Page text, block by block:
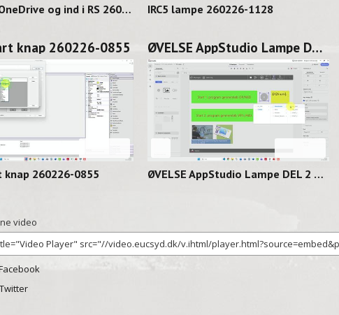
Hent fra OneDrive og ind i RS 260227-1128 IRC5 lampe 260226-1128
knap 260226-0855
knap 260226-0855
ØVELSE AppStudio Lampe DEL 2 260225-1131
ØVELSE AppStudio Lampe DEL 2 260225-1131
video